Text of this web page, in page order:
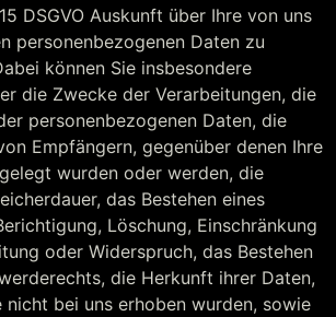
DSGVO Auskunft über Ihre von uns
personenbezogenen Daten zu
können Sie insbesondere
die Zwecke der Verarbeitungen, die
personenbezogenen Daten, die
Empfängern, gegenüber denen Ihre
wurden oder werden, die
das Bestehen eines
Löschung, Einschränkung
oder Widerspruch, das Bestehen
die Herkunft ihrer Daten,
nicht bei uns erhoben wurden, sowie